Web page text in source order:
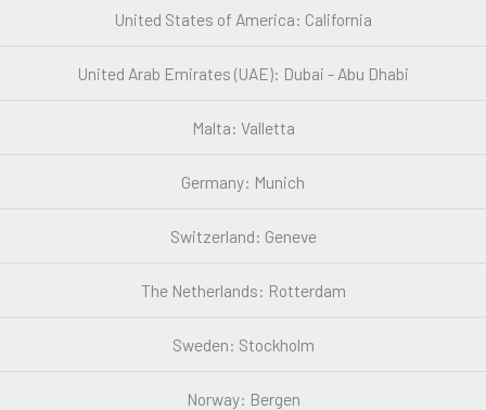
United States of America: California
United Arab Emirates (UAE): Dubai - Abu Dhabi
Malta: Valletta
Germany: Munich
Switzerland: Geneve
The Netherlands: Rotterdam
Sweden: Stockholm
Norway: Bergen